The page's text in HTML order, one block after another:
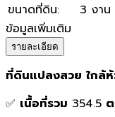
ขนาดที่ดิน:
3 งาน
ข้อมูลเพิ่มเติม
รายละเอียด
ที่ดินแปลงสวย ใกล้
✅ เนื้อที่รวม 354.5